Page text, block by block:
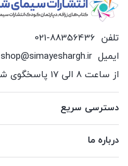
تلفن 021-88356436
ایمیل shop@simayeshargh.ir
از ساعت 8 الی 17 پاسخگوی شما هستیم.
دسترسی سریع
درباره ما